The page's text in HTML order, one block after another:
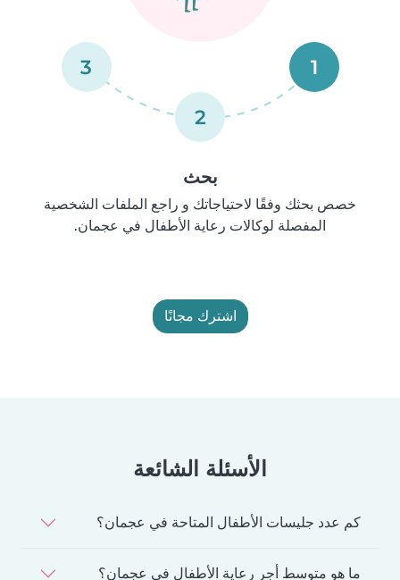
1
2
3
بحث
خصص بحثك وفقًا لاحتياجاتك و راجع الملفات الشخصية
المفصلة لوكالات رعاية الأطفال في عجمان.
اشترك مجانًا
الأسئلة الشائعة
كم عدد جليسات الأطفال المتاحة في عجمان؟
ما هو متوسط أجر رعاية الأطفال في عجمان؟